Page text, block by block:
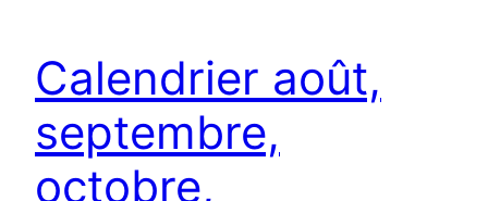
Calendrier août,
septembre,
octobre,